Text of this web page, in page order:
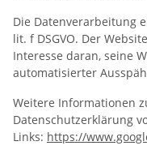
Die Datenverarbeitung
lit. f DSGVO. Der
Interesse daran, seine
automatisierter
Weitere Informationen
Datenschutzerklärung
Links: https://